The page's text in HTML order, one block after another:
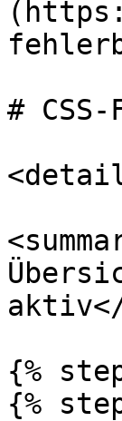
# CSS-
aktiv</
{%
{%